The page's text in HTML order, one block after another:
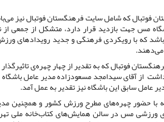
فوتبال که شامل سایت فرهنگستان فوتبال نیز
مس جهت بازدید قرار دارد، متشکل از جمعی از
که با رویکردی فرهنگی و جدید رویدادهای
می‌دهند.
فوتبال که به تقدیر از چهار چهره‌ی
از آقای سیدامجد مسعودزاده مدیر عامل
عامل سابق این باشگاه نیز تقدیر به عمل آمد.
با حضور چهره‌های مطرح ورزش کشور و همچنین
ورزشی مس در سالن همایش‌های کتاب‌خانه ملی